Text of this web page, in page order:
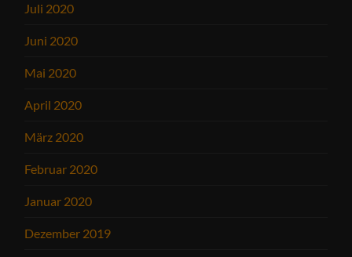
Juli 2020
Juni 2020
Mai 2020
April 2020
März 2020
Februar 2020
Januar 2020
Dezember 2019